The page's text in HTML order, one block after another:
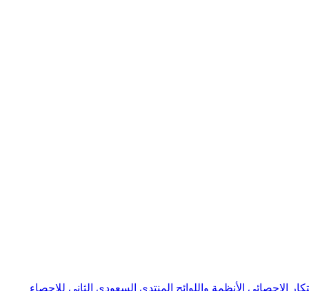
الإحصائي الأنظمة واللوائح المنتدى السعودي الثاني للإحصاء